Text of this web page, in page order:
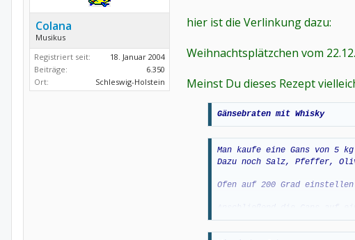
Colana
Musikus
Registriert seit:
18. Januar 2004
Beiträge:
6.350
Ort:
Schleswig-Holstein
hier ist die Verlinkung dazu:
Weihnachtsplätzchen vom
Meinst Du dieses Rezept
Gänsebraten mit Whisky
Man kaufe eine Gans von 5
Dazu noch Salz, Pfeffer,
Ofen auf 200 Grad
Anschließend die Gans auf
Nun schenke man sich zwei